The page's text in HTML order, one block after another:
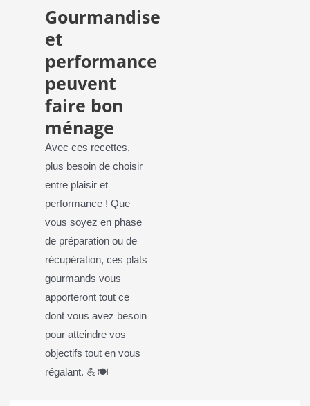
Gourmandise
et
performance
peuvent
faire bon
ménage
Avec ces recettes,
plus besoin de choisir
entre plaisir et
performance ! Que
vous soyez en phase
de préparation ou de
récupération, ces plats
gourmands vous
apporteront tout ce
dont vous avez besoin
pour atteindre vos
objectifs tout en vous
régalant. 💪🍽️